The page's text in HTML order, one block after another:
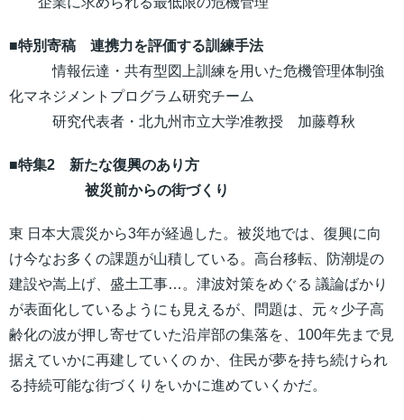
■特別寄稿 連携力を評価する訓練手法
情報伝達・共有型図上訓練を用いた危機管理体制強
化マネジメントプログラム研究チーム
研究代表者・北九州市立大学准教授 加藤尊秋
■特集2 新たな復興のあり方
被災前からの街づくり
東 日本大震災から3年が経過した。被災地では、復興に向
け今なお多くの課題が山積している。高台移転、防潮堤の
建設や嵩上げ、盛土工事…。津波対策をめぐる 議論ばかり
が表面化しているようにも見えるが、問題は、元々少子高
齢化の波が押し寄せていた沿岸部の集落を、100年先まで見
据えていかに再建していくの か、住民が夢を持ち続けられ
る持続可能な街づくりをいかに進めていくかだ。